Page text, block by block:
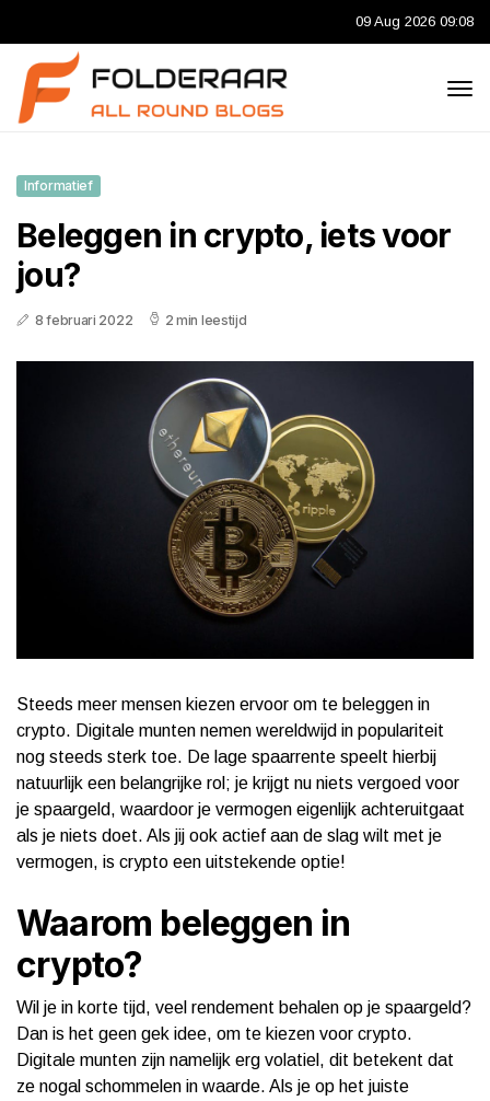
09 Aug 2026 09:08
Informatief
Beleggen in crypto, iets voor
jou?
8 februari 2022 2 min leestijd
Steeds meer mensen kiezen ervoor om te beleggen in
crypto. Digitale munten nemen wereldwijd in populariteit
nog steeds sterk toe. De lage spaarrente speelt hierbij
natuurlijk een belangrijke rol; je krijgt nu niets vergoed voor
je spaargeld, waardoor je vermogen eigenlijk achteruitgaat
als je niets doet. Als jij ook actief aan de slag wilt met je
vermogen, is crypto een uitstekende optie!
Waarom beleggen in
crypto?
Wil je in korte tijd, veel rendement behalen op je spaargeld?
Dan is het geen gek idee, om te kiezen voor crypto.
Digitale munten zijn namelijk erg volatiel, dit betekent dat
ze nogal schommelen in waarde. Als je op het juiste